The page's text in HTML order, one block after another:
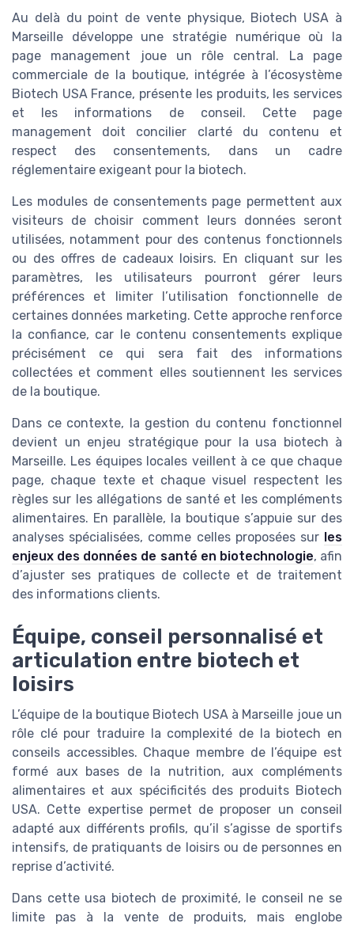
Au delà du point de vente physique, Biotech USA à
Marseille développe une stratégie numérique où la
page management joue un rôle central. La page
commerciale de la boutique, intégrée à l’écosystème
Biotech USA France, présente les produits, les services
et les informations de conseil. Cette page
management doit concilier clarté du contenu et
respect des consentements, dans un cadre
réglementaire exigeant pour la biotech.
Les modules de consentements page permettent aux
visiteurs de choisir comment leurs données seront
utilisées, notamment pour des contenus fonctionnels
ou des offres de cadeaux loisirs. En cliquant sur les
paramètres, les utilisateurs pourront gérer leurs
préférences et limiter l’utilisation fonctionnelle de
certaines données marketing. Cette approche renforce
la confiance, car le contenu consentements explique
précisément ce qui sera fait des informations
collectées et comment elles soutiennent les services
de la boutique.
Dans ce contexte, la gestion du contenu fonctionnel
devient un enjeu stratégique pour la usa biotech à
Marseille. Les équipes locales veillent à ce que chaque
page, chaque texte et chaque visuel respectent les
règles sur les allégations de santé et les compléments
alimentaires. En parallèle, la boutique s’appuie sur des
analyses spécialisées, comme celles proposées sur les
enjeux des données de santé en biotechnologie, afin
d’ajuster ses pratiques de collecte et de traitement
des informations clients.
Équipe, conseil personnalisé et
articulation entre biotech et
loisirs
L’équipe de la boutique Biotech USA à Marseille joue un
rôle clé pour traduire la complexité de la biotech en
conseils accessibles. Chaque membre de l’équipe est
formé aux bases de la nutrition, aux compléments
alimentaires et aux spécificités des produits Biotech
USA. Cette expertise permet de proposer un conseil
adapté aux différents profils, qu’il s’agisse de sportifs
intensifs, de pratiquants de loisirs ou de personnes en
reprise d’activité.
Dans cette usa biotech de proximité, le conseil ne se
limite pas à la vente de produits, mais englobe